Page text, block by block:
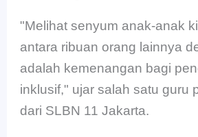
"Melihat senyum anak-anak
antara ribuan orang lainnya
adalah kemenangan bagi
inklusif," ujar salah satu guru
dari SLBN 11 Jakarta.